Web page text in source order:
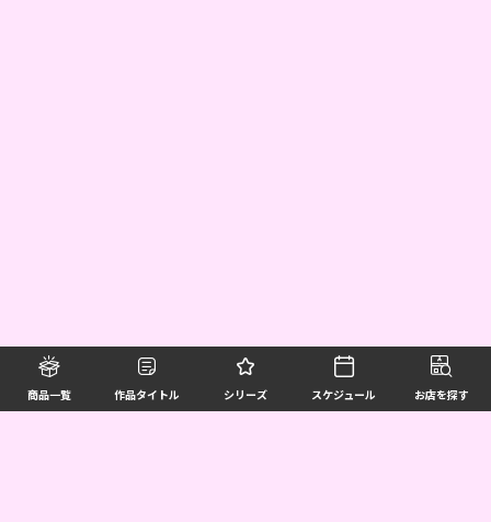
商品一覧 作品タイトル シリーズ スケジュール お店を探す